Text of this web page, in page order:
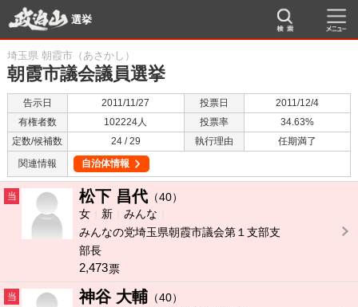
選挙
埼玉県 朝霞市（あさかし）
朝霞市議会議員選挙
告示日 2011/11/27 投票日
2011/12/4
有権者数
102224人 投票率
34.63%
定数/候補数
24 / 29 執行理由
任期満了
関連情報
自治体情報
当 松下 昌代 （40）
女
新
みんな
みんなの党埼玉県朝霞市議会第１支部支
部長
2,473票
当 神谷 大輔 （40）